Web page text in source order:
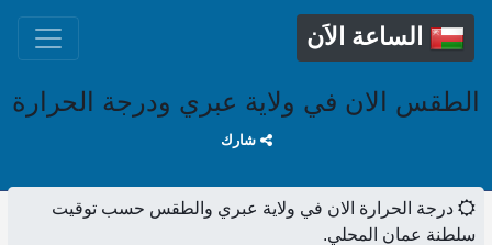
الساعة الاَن
الطقس الان في ولاية عبري ودرجة الحرارة
شارك
درجة الحرارة الان في ولاية عبري والطقس حسب توقيت
سلطنة عمان المحلي.